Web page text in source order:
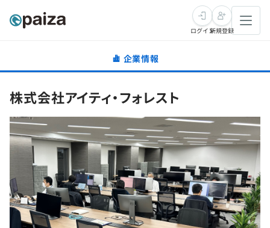
求人検索
インタビュー
転職成功ガイド
転職エージェント
未経験転職
求人検索
インタビュー
転職成功ガイド
新卒就活
求人検索
本選考
インターン
学習
講座一覧
問題集
スキルチェック
プログラミング言語
ゲーム・マンガ
ログイン新規登録
企業情報
株式会社アイティ・フォレスト